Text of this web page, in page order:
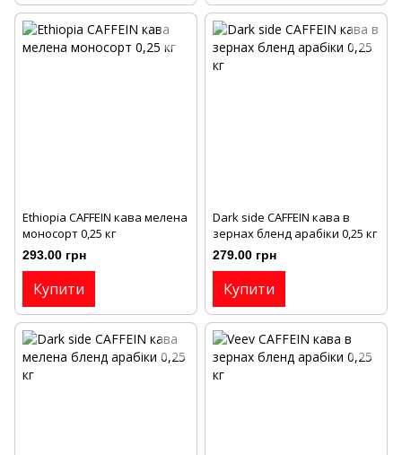
Ethiopia CAFFEIN кава мелена
моносорт 0,25 кг
293.00 грн
Купити
Dark side CAFFEIN кава в
зернах бленд арабіки 0,25 кг
279.00 грн
Купити